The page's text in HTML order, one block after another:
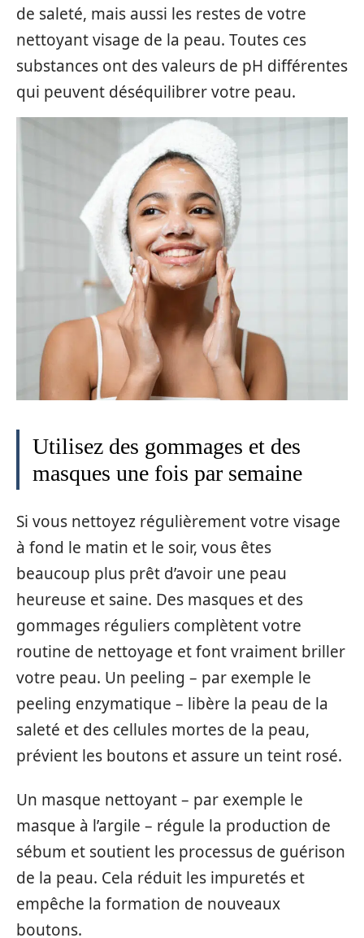
de saleté, mais aussi les restes de votre
nettoyant visage de la peau. Toutes ces
substances ont des valeurs de pH différentes
qui peuvent déséquilibrer votre peau.
Utilisez des gommages et des
masques une fois par semaine
Si vous nettoyez régulièrement votre visage
à fond le matin et le soir, vous êtes
beaucoup plus prêt d’avoir une peau
heureuse et saine. Des masques et des
gommages réguliers complètent votre
routine de nettoyage et font vraiment briller
votre peau. Un peeling – par exemple le
peeling enzymatique – libère la peau de la
saleté et des cellules mortes de la peau,
prévient les boutons et assure un teint rosé.
Un masque nettoyant – par exemple le
masque à l’argile – régule la production de
sébum et soutient les processus de guérison
de la peau. Cela réduit les impuretés et
empêche la formation de nouveaux
boutons.